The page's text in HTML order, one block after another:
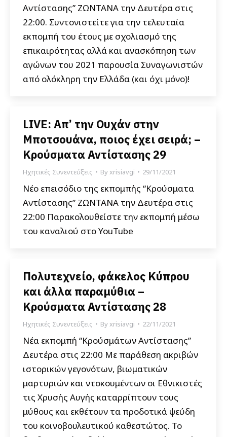
Αντίστασης” ΖΩΝΤΑΝΑ την Δευτέρα στις
22:00. Συντονιστείτε για την τελευταία
εκπομπή του έτους με σχολιασμό της
επικαιρότητας αλλά και ανασκόπηση των
αγώνων του 2021 παρουσία Συναγωνιστών
από ολόκληρη την Ελλάδα (και όχι μόνο)!
LIVE: Απ’ την Ουχάν στην
Μποτσουάνα, ποιος έχει σειρά; –
Κρούσματα Αντίστασης 29
Ηχητικές Συνεντεύξεις Byxrisiavgi 29/11/2021
Νέο επεισόδιο της εκπομπής “Κρούσματα
Αντίστασης” ΖΩΝΤΑΝΑ την Δευτέρα στις
22:00 Παρακολουθείστε την εκπομπή μέσω
του καναλιού στο YouTube
Πολυτεχνείο, φάκελος Κύπρου
και άλλα παραμύθια –
Κρούσματα Αντίστασης 28
Ηχητικές Συνεντεύξεις Byxrisiavgi 22/11/2021
Νέα εκπομπή “Κρούσμάτων Αντίστασης”
Δευτέρα στις 22:00 Με παράθεση ακριβών
ιστορικών γεγονότων, βιωματικών
μαρτυριών και ντοκουμέντων οι Εθνικιστές
τις Χρυσής Αυγής καταρρίπτουν τους
μύθους και εκθέτουν τα προδοτικά ψεύδη
του κοινοβουλευτικού καθεστώτος. Το